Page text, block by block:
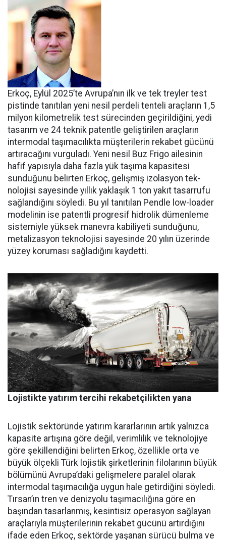
Erkoç, Eylül 2025’te Avru­pa’nın ilk ve tek treyler test
pistin­de tanıtılan yeni nesil perdeli ten­teli araçların 1,5
milyon kilomet­relik test sürecinden geçirildiğini, yedi
tasarım ve 24 teknik patentle geliştirilen araçların
intermodal taşımacılıkta müşterilerin reka­bet gücünü
artıracağını vurgula­dı. Yeni nesil Buz Frigo ailesinin
hafif yapısıyla daha fazla yük ta­şıma kapasitesi
sunduğunu belir­ten Erkoç, gelişmiş izolasyon tek­
nolojisi sayesinde yıllık yaklaşık 1 ton yakıt tasarrufu
sağlandığı­nı söyledi. Bu yıl tanıtılan Pendle low-loader
modelinin ise patent­li progresif hidrolik dümenleme
sistemiyle yüksek manevra kabi­liyeti sunduğunu,
metalizasyon teknolojisi sayesinde 20 yılın üze­rinde
yüzey koruması sağladığını kaydetti.
Lojistikte yatırım tercihi rekabetçilikten yana
Lojistik sektöründe yatırım ka­rarlarının artık yalnızca
kapasi­te artışına göre değil, verimlilik ve teknolojiye
göre şekillendiği­ni belirten Erkoç, özellikle orta ve
büyük ölçekli Türk lojistik şirket­lerinin filolarının büyük
bölümü­nü Avrupa’daki gelişmelere para­lel olarak
intermodal taşımacılı­ğa uygun hale getirdiğini söyledi.
Tırsan’ın tren ve denizyolu taşı­macılığına göre en
başından ta­sarlanmış, kesintisiz operasyon sağlayan
araçlarıyla müşterile­rinin rekabet gücünü artırdığını
ifade eden Erkoç, sektörde yaşa­nan sürücü bulma ve